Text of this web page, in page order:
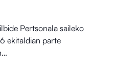
Pertsonala saileko
ekitaldian parte